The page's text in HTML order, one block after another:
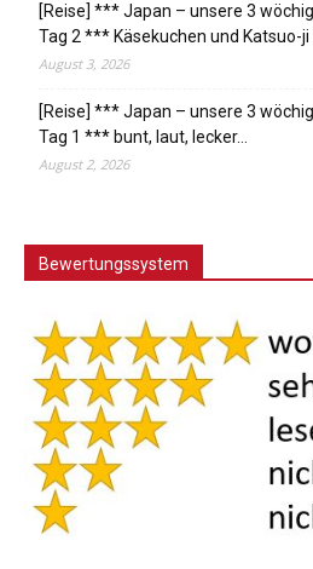
[Reise] *** Japan – unsere 3
Tag 2 *** Käsekuchen und Katsuo-
August 3, 2026
[Reise] *** Japan – unsere 3
Tag 1 *** bunt, laut, lecker…
August 2, 2026
Bewertungssystem